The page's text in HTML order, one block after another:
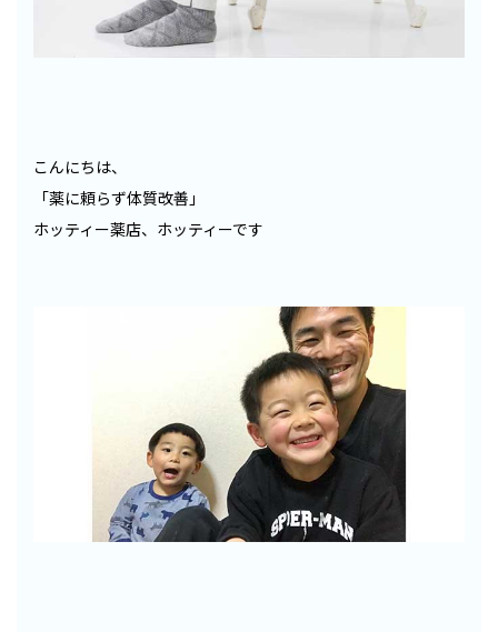
こんにちは、
「薬に頼らず体質改善」
ホッティー薬店、ホッティーです